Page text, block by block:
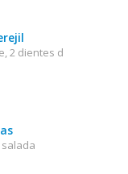
2 dientes d